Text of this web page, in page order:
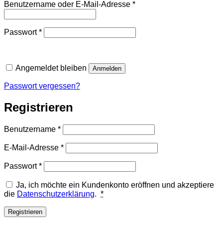
Benutzername oder E-Mail-Adresse *Erforderlich
Passwort*Erforderlich
Angemeldet bleiben Anmelden
Passwort vergessen?
Registrieren
Benutzername *Erforderlich
E-Mail-Adresse *Erforderlich
Passwort*Erforderlich
Ja, ich möchte ein Kundenkonto eröffnen und akzeptiere
die Datenschutzerklärung. *
Registrieren